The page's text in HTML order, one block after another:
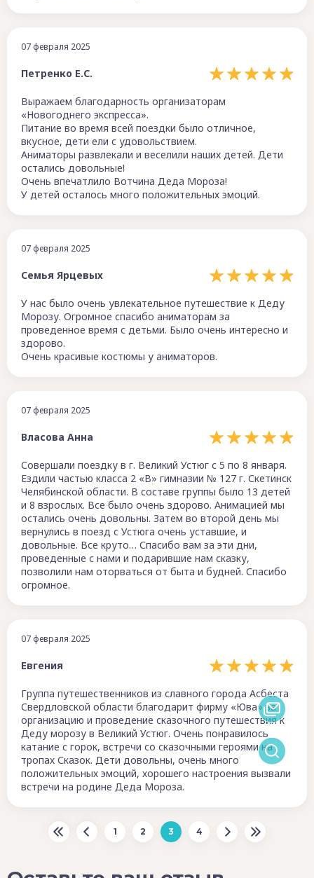
07 февраля 2025
Петренко Е.C.
Выражаем благодарность организаторам
«Новогоднего экспресса».
Питание во время всей поездки было отличное,
вкусное, дети ели с удовольствием.
Аниматоры развлекали и веселили наших детей. Дети
остались довольные!
Очень впечатлило Вотчина Деда Мороза!
У детей осталось много положительных эмоций.
07 февраля 2025
Семья Ярцевых
У нас было очень увлекательное путешествие к Деду
Морозу. Огромное спасибо аниматорам за
проведенное время с детьми. Было очень интересно и
здорово.
Очень красивые костюмы у аниматоров.
07 февраля 2025
Власова Анна
Совершали поездку в г. Великий Устюг с 5 по 8 января.
Ездили частью класса 2 «В» гимназии № 127 г. Скетинск
Челябинской области. В составе группы было 13 детей
и 8 взрослых. Все было очень здорово. Анимацией мы
остались очень довольны. Затем во второй день мы
вернулись в поезд с Устюга очень уставшие, и
довольные. Все круто… Спасибо вам за эти дни,
проведенные с нами и подарившие нам сказку,
позволили нам оторваться от быта и будней. Спасибо
огромное.
07 февраля 2025
Евгения
Группа путешественников из славного города Асбеста
Свердловской области благодарит фирму «Юва» за
организацию и проведение сказочного путешествия к
Деду морозу в Великий Устюг. Очень понравилось
катание с горок, встречи со сказочными героями на
тропах Сказок. Дети довольны, очень много
положительных эмоций, хорошего настроения вызвали
встречи на родине Деда Мороза.
1 2 3 4